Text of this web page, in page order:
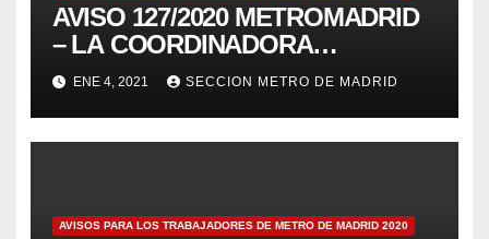
AVISO 127/2020 METROMADRID
– LA COORDINADORA
INTERNACIONAL DE
SINDICATOS DE METROS SE
SOLIDARIZA CON LA LUCHA DE
ENE 4, 2021 SECCION METRO DE MADRID
AVISOS PARA LOS TRABAJADORES DE METRO DE MADRID 2020